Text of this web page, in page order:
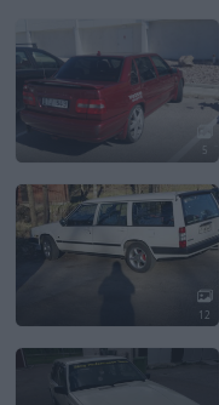
5
12